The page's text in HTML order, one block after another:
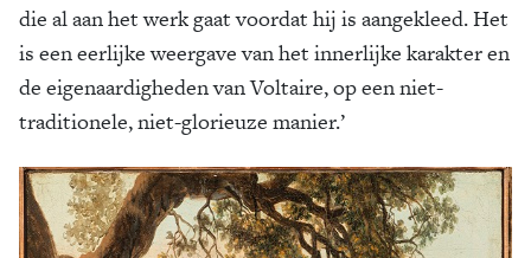
die al aan het werk gaat voordat hij is aangekleed. Het
is een eerlijke weergave van het innerlijke karakter en
de eigenaardigheden van Voltaire, op een niet-
traditionele, niet-glorieuze manier.’